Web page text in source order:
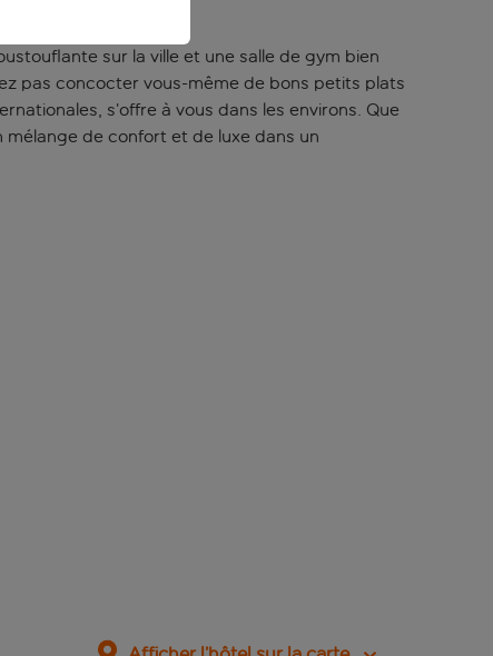
sur la ville et une salle de gym bien
pas concocter vous-même de bons petits plats
s’offre à vous dans les environs. Que
mélange de confort et de luxe dans un